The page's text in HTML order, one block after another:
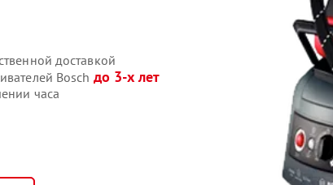
доставкой
Bosch до 3-х лет
часа